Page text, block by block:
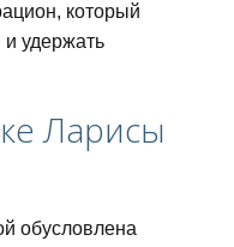
который
и удержать
Ларисы
обусловлена